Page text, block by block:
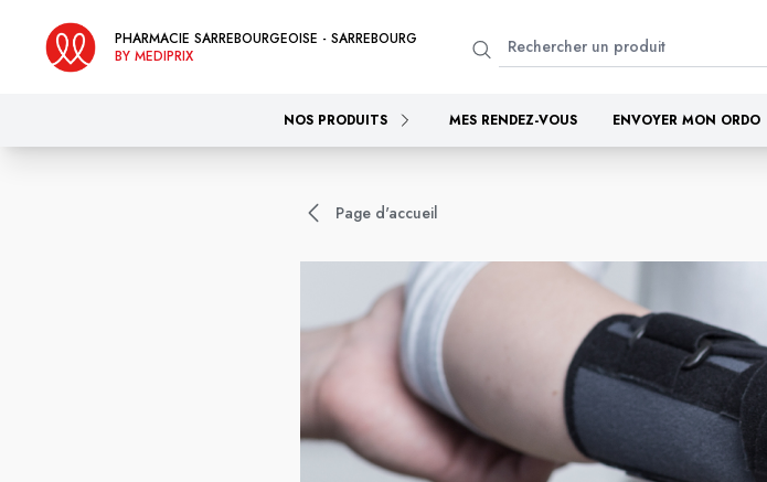
PHARMACIE SARREBOURGEOISE - SARREBOURG
BY MEDIPRIX
NOS PRODUITS MES RENDEZ-VOUS ENVOYER MON ORDO
Page d'accueil